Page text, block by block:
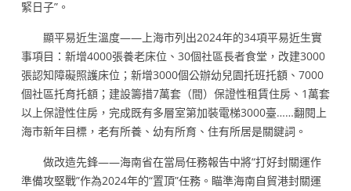
緊日子”。
顯平易近生溫度——上海市列出2024年的34項平易近生實
事項目：新增4000張養老床位、30個社區長者食堂，改建3000
張認知障礙照護床位；新增3000個公辦幼兒園托班托額、7000
個社區托育托額；建設籌措7萬套（間）保證性租賃住房、1萬套
以上保證性住房，完成既有多層室第加裝電梯3000臺……翻閱上
海市新年目標，老有所養、幼有所育、住有所居是關鍵詞。
做改造先鋒——海南省在當局任務報告中將“打好封關運作
準備攻堅戰”作為2024年的“置頂”任務。瞄準海南自貿港封關運